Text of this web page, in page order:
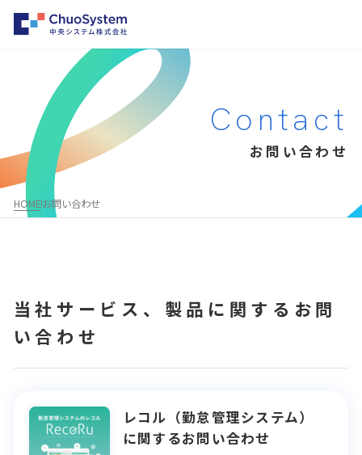
HOME
事業内容
事業内容トップ
システムインテグレーション
クラウド・パッケージ型システム構築支援
Salesforce®
MuleSoft
Asprova
Factory-ONE 電脳工場
インフラ・セキュリティソリューション
企業情報
企業情報トップ
会社概要・沿革
代表メッセージ
パートナー募集
Contact
お問い合わせ
HOMEお問い合わせ
当社サービス、製品に関するお問
い合わせ
レコル（勤怠管理システム）
に関するお問い合わせ